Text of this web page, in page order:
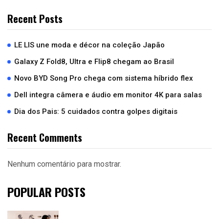
Recent Posts
LE LIS une moda e décor na coleção Japão
Galaxy Z Fold8, Ultra e Flip8 chegam ao Brasil
Novo BYD Song Pro chega com sistema híbrido flex
Dell integra câmera e áudio em monitor 4K para salas
Dia dos Pais: 5 cuidados contra golpes digitais
Recent Comments
Nenhum comentário para mostrar.
POPULAR POSTS